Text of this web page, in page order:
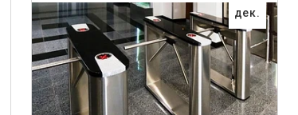
дек.